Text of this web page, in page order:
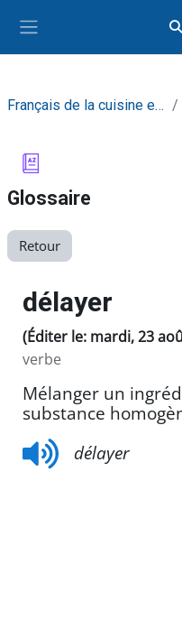
Français de la cuisine et de la restauration
Glossaire
Retour
délayer
(Éditer le: mardi, 23
verbe
Mélanger un
substance
délayer